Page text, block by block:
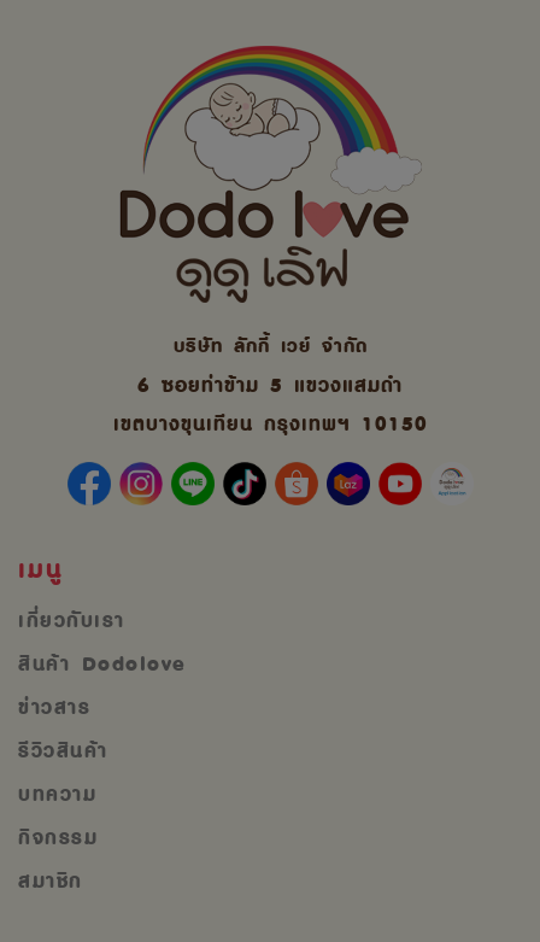
บริษัท ลักกี้ เวย์ จํากัด
6 ซอยท่าข้าม 5 แขวงแสมดำ
เขตบางขุนเทียน กรุงเทพฯ 10150
เมนู
เกี่ยวกับเรา
สินค้า Dodolove
ข่าวสาร
รีวิวสินค้า
บทความ
กิจกรรม
สมาชิก